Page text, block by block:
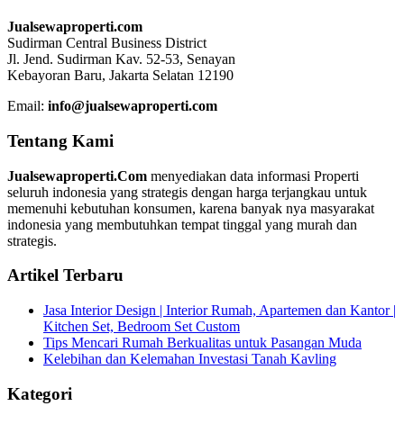
Jualsewaproperti.com
Sudirman Central Business District
Jl. Jend. Sudirman Kav. 52-53, Senayan
Kebayoran Baru, Jakarta Selatan 12190
Email: info@jualsewaproperti.com
Tentang Kami
Jualsewaproperti.Com menyediakan data informasi Properti
seluruh indonesia yang strategis dengan harga terjangkau untuk
memenuhi kebutuhan konsumen, karena banyak nya masyarakat
indonesia yang membutuhkan tempat tinggal yang murah dan
strategis.
Artikel Terbaru
Jasa Interior Design | Interior Rumah, Apartemen dan Kantor |
Kitchen Set, Bedroom Set Custom
Tips Mencari Rumah Berkualitas untuk Pasangan Muda
Kelebihan dan Kelemahan Investasi Tanah Kavling
Kategori